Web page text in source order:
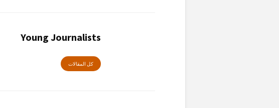
Young Journalists
كل المقالات